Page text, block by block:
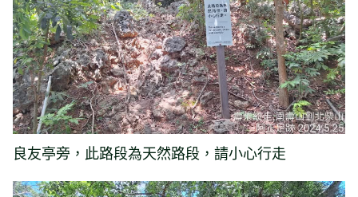
良友亭旁，此路段為天然路段，請小心行走